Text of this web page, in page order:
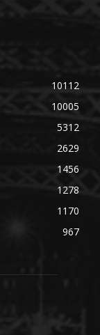
10112
10005
5312
2629
1456
1278
1170
967